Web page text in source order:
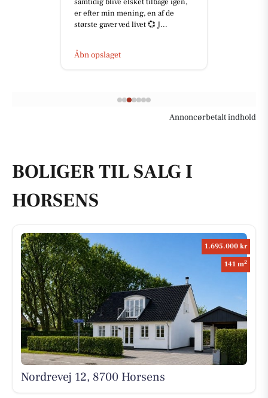
er efter min mening, en af de
største gaver ved livet 💞 J...
Åbn opslaget
Annoncørbetalt indhold
BOLIGER TIL SALG I
HORSENS
1.695.000 kr
141 m2
Nordrevej 12, 8700 Horsens